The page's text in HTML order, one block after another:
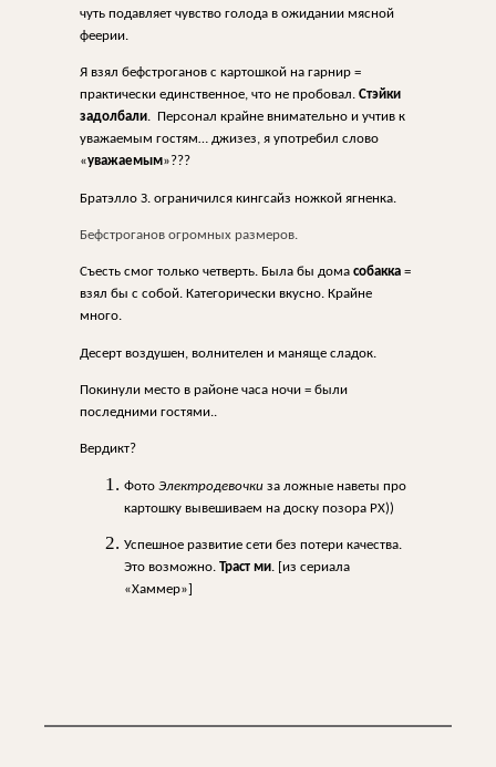
чуть подавляет чувство голода в ожидании мясной
феерии.
Я взял бефстроганов с картошкой на гарнир =
практически единственное, что не пробовал. Стэйки
задолбали.
Персонал крайне внимательно и учтив к
уважаемым гостям… джизез, я употребил слово
«уважаемым»???
Братэлло З. ограничился кингсайз ножкой ягненка.
Бефстроганов огромных размеров.
Съесть смог только четверть. Была бы дома собакка =
взял бы с собой. Категорически вкусно. Крайне
много.
Десерт воздушен, волнителен и маняще сладок.
Покинули место в районе часа ночи = были
последними гостями..
Вердикт?
Фото Электродевочки за ложные наветы про
картошку вывешиваем на доску позора РХ))
Успешное развитие сети без потери качества.
Это возможно. Траст ми. [из сериала
«Хаммер»]